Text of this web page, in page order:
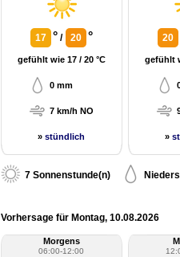
17 ° / 20 °
gefühlt wie 17 / 20 °C
0 mm
7 km/h NO
»stündlich
20
gefühlt
»
7 Sonnenstunde(n)
Vorhersage für Montag, 10.08.2026
Morgens
06:00-12:00